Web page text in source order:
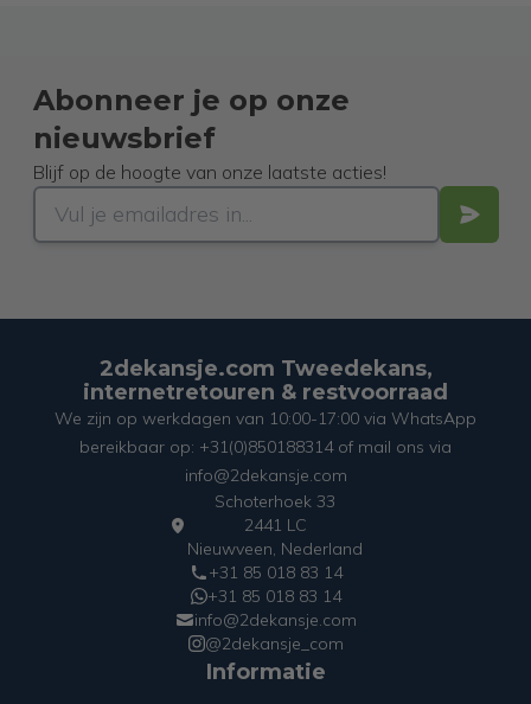
Abonneer je op onze
nieuwsbrief
Blijf op de hoogte van onze laatste acties!
2dekansje.com Tweedekans,
internetretouren & restvoorraad
We zijn op werkdagen van 10:00-17:00 via WhatsApp
bereikbaar op: +31(0)850188314 of mail ons via
info@2dekansje.com
Schoterhoek 33
2441 LC
Nieuwveen, Nederland
+31 85 018 83 14
+31 85 018 83 14
info@2dekansje.com
@2dekansje_com
Informatie